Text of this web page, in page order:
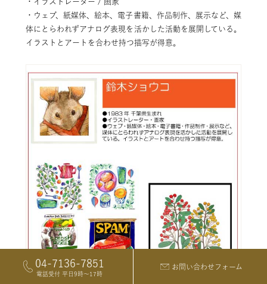
・ウェブ、紙媒体、絵本、電子書籍、作品制作、展示など、媒
体にとらわれずアナログ表現を活かした活動を展開している。
イラストとアートを合わせ持つ描写が得意。
04-7136-7851
電話受付 平日9時〜17時
お問い合わせフォーム